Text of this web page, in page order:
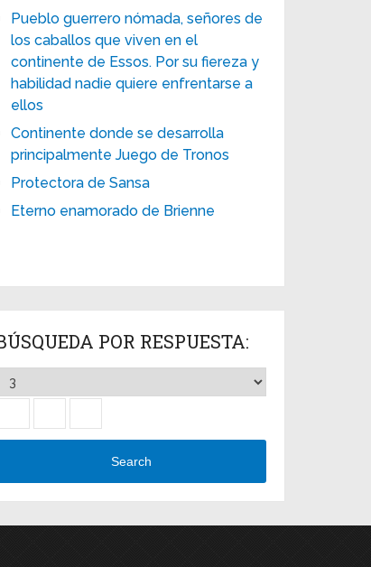
Pueblo guerrero nómada, señores de
los caballos que viven en el
continente de Essos. Por su fiereza y
habilidad nadie quiere enfrentarse a
ellos
Continente donde se desarrolla
principalmente Juego de Tronos
Protectora de Sansa
Eterno enamorado de Brienne
POR RESPUESTA:
Search